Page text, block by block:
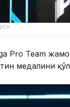
Pro Team
медалини